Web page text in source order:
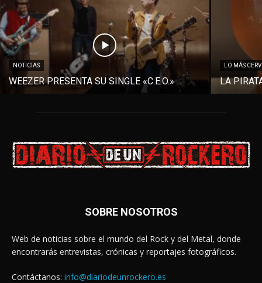
NOTICIAS
WEEZER PRESENTA SU SINGLE «C.E.O.»
LO MÁS
LA
SOBRE NOSOTROS
Web de noticias sobre el mundo del Rock y del Metal, donde
encontrarás entrevistas, crónicas y reportajes fotográficos.
Contáctanos: info@diariodeunrockero.es